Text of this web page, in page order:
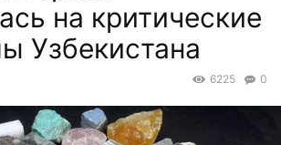
на критические
Узбекистана
0
6225